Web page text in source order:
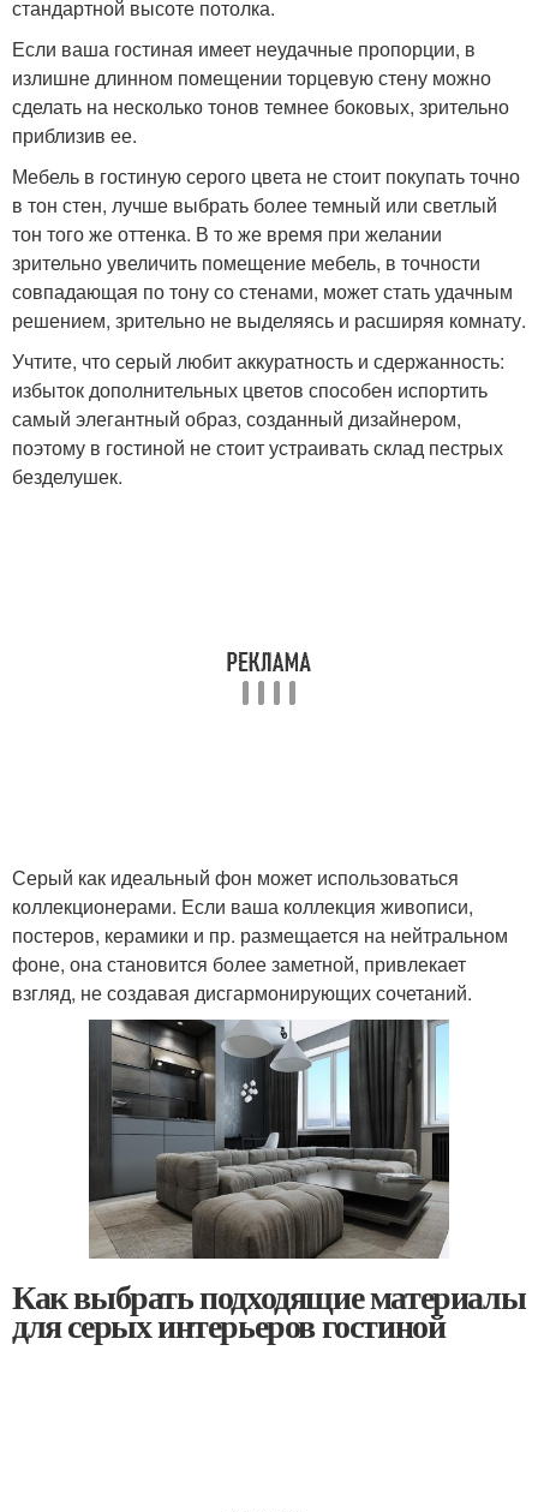
стандартной высоте потолка.
Если ваша гостиная имеет неудачные пропорции, в
излишне длинном помещении торцевую стену можно
сделать на несколько тонов темнее боковых, зрительно
приблизив ее.
Мебель в гостиную серого цвета не стоит покупать точно
в тон стен, лучше выбрать более темный или светлый
тон того же оттенка. В то же время при желании
зрительно увеличить помещение мебель, в точности
совпадающая по тону со стенами, может стать удачным
решением, зрительно не выделяясь и расширяя комнату.
Учтите, что серый любит аккуратность и сдержанность:
избыток дополнительных цветов способен испортить
самый элегантный образ, созданный дизайнером,
поэтому в гостиной не стоит устраивать склад пестрых
безделушек.
Серый как идеальный фон может использоваться
коллекционерами. Если ваша коллекция живописи,
постеров, керамики и пр. размещается на нейтральном
фоне, она становится более заметной, привлекает
взгляд, не создавая дисгармонирующих сочетаний.
Как выбрать подходящие материалы
для серых интерьеров гостиной